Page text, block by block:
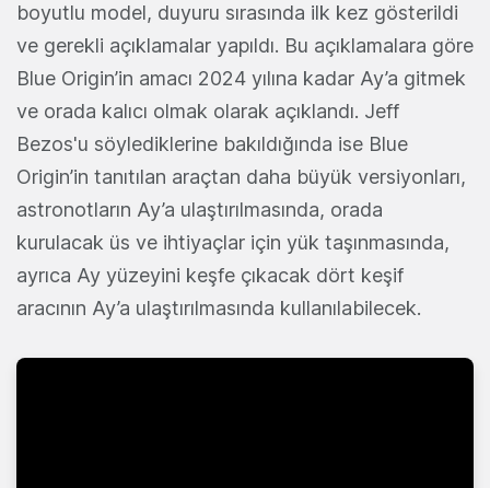
boyutlu model, duyuru sırasında ilk kez gösterildi
ve gerekli açıklamalar yapıldı. Bu açıklamalara göre
Blue Origin’in amacı 2024 yılına kadar Ay’a gitmek
ve orada kalıcı olmak olarak açıklandı. Jeff
Bezos'u söylediklerine bakıldığında ise Blue
Origin’in tanıtılan araçtan daha büyük versiyonları,
astronotların Ay’a ulaştırılmasında, orada
kurulacak üs ve ihtiyaçlar için yük taşınmasında,
ayrıca Ay yüzeyini keşfe çıkacak dört keşif
aracının Ay’a ulaştırılmasında kullanılabilecek.